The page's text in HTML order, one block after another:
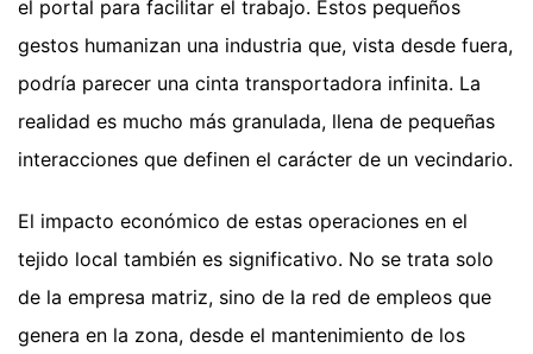
el portal para facilitar el trabajo. Estos pequeños
gestos humanizan una industria que, vista desde fuera,
podría parecer una cinta transportadora infinita. La
realidad es mucho más granulada, llena de pequeñas
interacciones que definen el carácter de un vecindario.
El impacto económico de estas operaciones en el
tejido local también es significativo. No se trata solo
de la empresa matriz, sino de la red de empleos que
genera en la zona, desde el mantenimiento de los